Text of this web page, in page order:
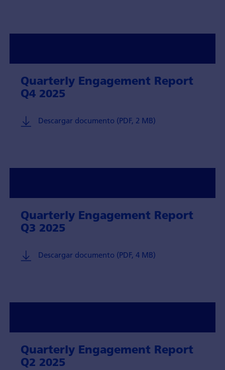
Quarterly Engagement Report
Q4 2025
Descargar documento (PDF, 2 MB)
Quarterly Engagement Report
Q3 2025
Descargar documento (PDF, 4 MB)
Quarterly Engagement Report
Q2 2025